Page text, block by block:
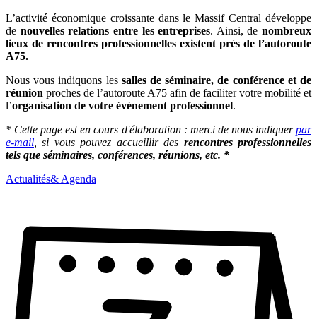
L’activité économique croissante dans le Massif Central développe
de nouvelles relations entre les entreprises. Ainsi, de nombreux
lieux de rencontres professionnelles existent près de l’autoroute
A75.
Nous vous indiquons les salles de séminaire, de conférence et de
réunion proches de l’autoroute A75 afin de faciliter votre mobilité et
l’organisation de votre événement professionnel.
* Cette page est en cours d'élaboration : merci de nous indiquerpar
e-mail , si vous pouvez accueillir des rencontres professionnelles
tels que séminaires, conférences, réunions, etc. *
Actualités& Agenda